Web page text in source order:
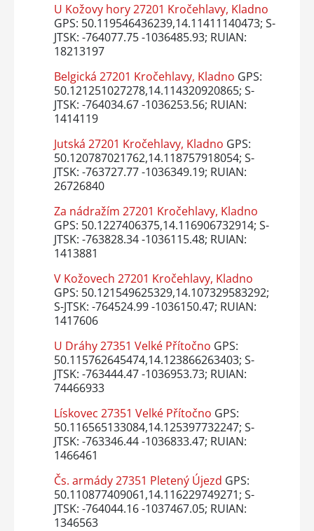
U Kožovy hory 27201 Kročehlavy, Kladno
GPS: 50.119546436239,14.11411140473; S-
JTSK: -764077.75 -1036485.93; RUIAN:
18213197
Belgická 27201 Kročehlavy, Kladno GPS:
50.121251027278,14.114320920865; S-
JTSK: -764034.67 -1036253.56; RUIAN:
1414119
Jutská 27201 Kročehlavy, Kladno GPS:
50.120787021762,14.118757918054; S-
JTSK: -763727.77 -1036349.19; RUIAN:
26726840
Za nádražím 27201 Kročehlavy, Kladno
GPS: 50.1227406375,14.116906732914; S-
JTSK: -763828.34 -1036115.48; RUIAN:
1413881
V Kožovech 27201 Kročehlavy, Kladno
GPS: 50.121549625329,14.107329583292;
S-JTSK: -764524.99 -1036150.47; RUIAN:
1417606
U Dráhy 27351 Velké Přítočno GPS:
50.115762645474,14.123866263403; S-
JTSK: -763444.47 -1036953.73; RUIAN:
74466933
Lískovec 27351 Velké Přítočno GPS:
50.116565133084,14.125397732247; S-
JTSK: -763346.44 -1036833.47; RUIAN:
1466461
Čs. armády 27351 Pletený Újezd GPS:
50.110877409061,14.116229749271; S-
JTSK: -764044.16 -1037467.05; RUIAN:
1346563